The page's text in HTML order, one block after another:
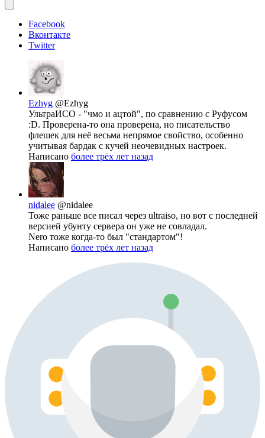
Facebook
Вконтакте
Twitter
Ezhyg @Ezhyg
УльтраИСО - "чмо и ацтой", по сравнению с Руфусом
:D. Проверена-то она проверена, но писательство
флешек для неё весьма непрямое свойство, особенно
учитывая бардак с кучей неочевидных настроек.
Написано более трёх лет назад
nidalee @nidalee
Тоже раньше все писал через ultraiso, но вот с последней
версией убунту сервера он уже не совладал.
Nero тоже когда-то был "стандартом"!
Написано более трёх лет назад